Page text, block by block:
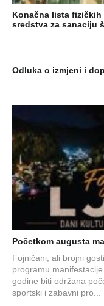
Konačna lista
sredstva za sanaciju
Odluka o izmjeni i
Početkom augusta
Fojničani, ali brojni
programu
godine biti održana
sportski i zabavni pro...